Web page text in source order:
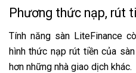
Phương thức nạp, rút
Tính năng sàn LiteFinance
hình thức nạp rút tiền của
hơn những nhà giao dịch khác.